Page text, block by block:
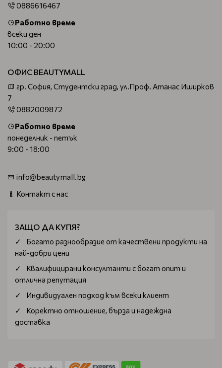
0886616467
Работно време
всеки ден
10:00 - 20:00
ОФИС BEAUTYMALL
гр. София, Студентски град, ул.Проф. Атанас Иширков
7
0882009872
Работно време
понеделник - петък
9:00 - 18:00
info@beautymall.bg
Контакт с нас
ЗАЩО ДА КУПЯ?
Богатo разнообразие от качествени продукти на
най-добри цени
Квалифицирани консултанти с богат опит и
отлична репутация
Индивидуален подход към всеки клиент
Коректно отношение, бърза и надеждна
доставка